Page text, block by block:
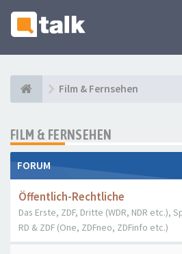
Film & Fernsehen
FILM & FERNSEHEN
FORUM
Öffentlich-Rechtliche
Das Erste, ZDF, Dritte (WDR, NDR etc.),
RD & ZDF (One, ZDFneo, ZDFinfo etc.)